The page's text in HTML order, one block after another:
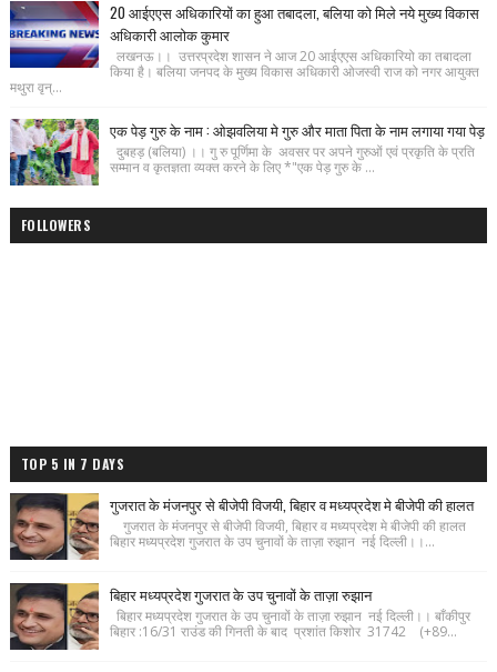
20 आईएएस अधिकारियों का हुआ तबादला, बलिया को मिले नये मुख्य विकास
अधिकारी आलोक कुमार
लखनऊ।। उत्तरप्रदेश शासन ने आज 20 आईएएस अधिकारियो का तबादला
किया है। बलिया जनपद के मुख्य विकास अधिकारी ओजस्वी राज को नगर आयुक्त
मथुरा वृन्...
एक पेड़ गुरु के नाम : ओझवलिया मे गुरु और माता पिता के नाम लगाया गया पेड़
दुबहड़ (बलिया) ।। गु रु पूर्णिमा के अवसर पर अपने गुरुओं एवं प्रकृति के प्रति
सम्मान व कृतज्ञता व्यक्त करने के लिए *"एक पेड़ गुरु के ...
FOLLOWERS
TOP 5 IN 7 DAYS
गुजरात के मंजनपुर से बीजेपी विजयी, बिहार व मध्यप्रदेश मे बीजेपी की हालत
गुजरात के मंजनपुर से बीजेपी विजयी, बिहार व मध्यप्रदेश मे बीजेपी की हालत
बिहार मध्यप्रदेश गुजरात के उप चुनावों के ताज़ा रुझान नई दिल्ली।।...
बिहार मध्यप्रदेश गुजरात के उप चुनावों के ताज़ा रुझान
बिहार मध्यप्रदेश गुजरात के उप चुनावों के ताज़ा रुझान नई दिल्ली।। बाँकीपुर
बिहार :16/31 राउंड की गिनती के बाद प्रशांत किशोर 31742 (+89...